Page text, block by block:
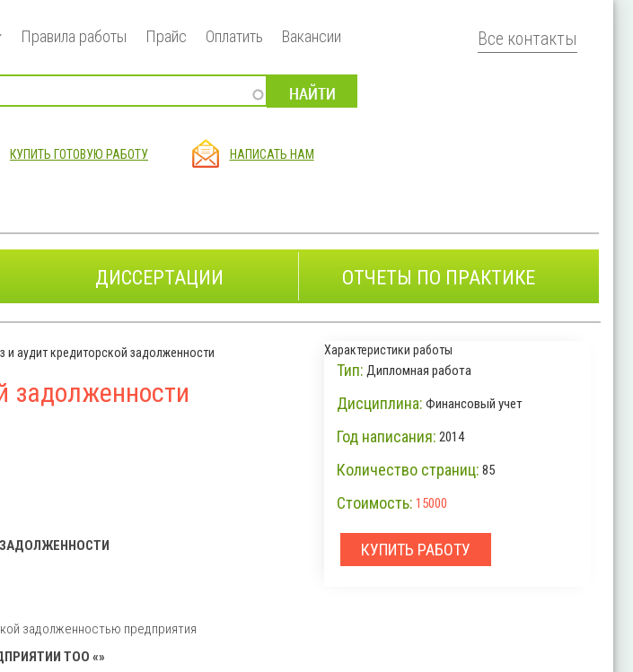
Правила работы Прайс Оплатить Вакансии
КУПИТЬ ГОТОВУЮ РАБОТУ НАПИСАТЬ НАМ
Все контакты
ДИССЕРТАЦИИ ОТЧЕТЫ ПО ПРАКТИКЕ
и аудит кредиторской задолженности
задолженности
ЗАДОЛЖЕННОСТИ
задолженностью предприятия
ТОО «»
Характеристики работы
Тип: Дипломная работа
Дисциплина: Финансовый учет
Год написания: 2014
Количество страниц: 85
Стоимость: 15000
КУПИТЬ РАБОТУ